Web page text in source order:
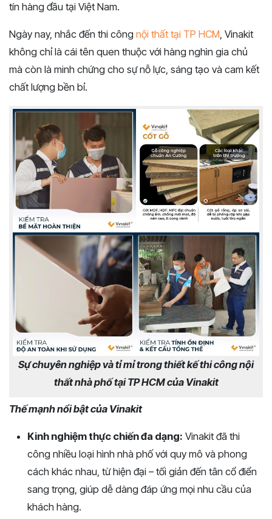
tín hàng đầu tại Việt Nam.
Ngày nay, nhắc đến thi công nội thất tại TP HCM, Vinakit
không chỉ là cái tên quen thuộc với hàng nghìn gia chủ
mà còn là minh chứng cho sự nỗ lực, sáng tạo và cam kết
chất lượng bền bỉ.
Sự chuyên nghiệp và tỉ mỉ trong thiết kế thi công nội
thất nhà phố tại TP HCM của Vinakit
Thế mạnh nổi bật của Vinakit
Kinh nghiệm thực chiến đa dạng: Vinakit đã thi
công nhiều loại hình nhà phố với quy mô và phong
cách khác nhau, từ hiện đại – tối giản đến tân cổ điển
sang trọng, giúp dễ dàng đáp ứng mọi nhu cầu của
khách hàng.